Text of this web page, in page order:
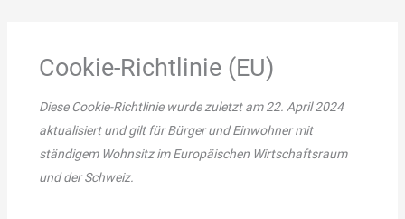
Cookie-Richtlinie (EU)
Diese Cookie-Richtlinie wurde zuletzt am 22. April 2024
aktualisiert und gilt für Bürger und Einwohner mit
ständigem Wohnsitz im Europäischen Wirtschaftsraum
und der Schweiz.